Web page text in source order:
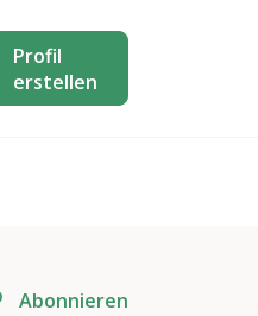
Profil
erstellen
Abonnieren